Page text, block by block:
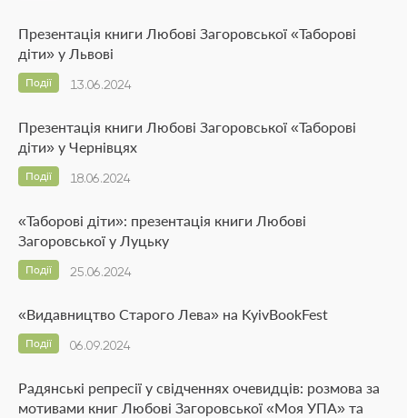
Презентація книги Любові Загоровської «Таборові
діти» у Львові
13.06.2024
Події
Презентація книги Любові Загоровської «Таборові
діти» у Чернівцях
18.06.2024
Події
«Таборові діти»: презентація книги Любові
Загоровської у Луцьку
25.06.2024
Події
«Видавництво Старого Лева» на KyivBookFest
06.09.2024
Події
Радянські репресії у свідченнях очевидців: розмова за
мотивами книг Любові Загоровської «Моя УПА» та